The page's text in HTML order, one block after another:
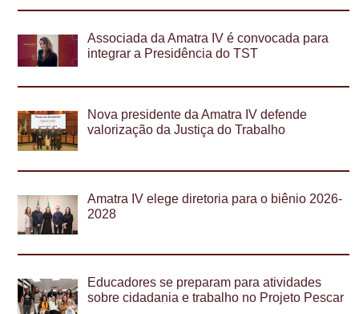
Associada da Amatra IV é convocada para
integrar a Presidência do TST
Nova presidente da Amatra IV defende
valorização da Justiça do Trabalho
Amatra IV elege diretoria para o biênio 2026-
2028
Educadores se preparam para atividades
sobre cidadania e trabalho no Projeto Pescar